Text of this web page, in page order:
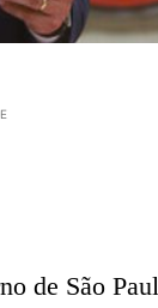
de São